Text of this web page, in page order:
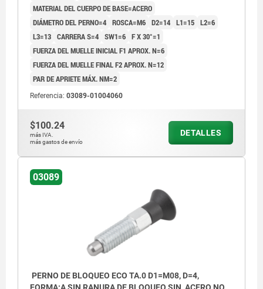
MATERIAL DEL CUERPO DE BASE=ACERO
DIÁMETRO DEL PERNO=4 ROSCA=M6 D2=14 L1=15 L2=6
L3=13 CARRERA S=4 SW1=6 F X 30°=1
FUERZA DEL MUELLE INICIAL F1 APROX. N=6
FUERZA DEL MUELLE FINAL F2 APROX. N=12
PAR DE APRIETE MÁX. NM=2
Referencia: 03089-01004060
$100.24
más IVA.
más gastos de envío
DETALLES
03089
PERNO DE BLOQUEO ECO TA.0 D1=M08, D=4,